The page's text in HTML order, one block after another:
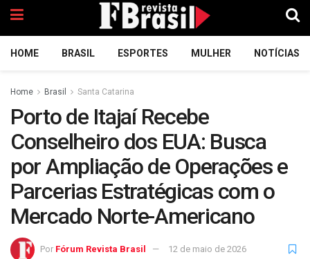
HOME BRASIL ESPORTES MULHER NOTÍCIAS
Home Brasil Santa Catarina
Porto de Itajaí Recebe
Conselheiro dos EUA: Busca
por Ampliação de Operações e
Parcerias Estratégicas com o
Mercado Norte-Americano
Por Fórum Revista Brasil 12 de maio de 2026